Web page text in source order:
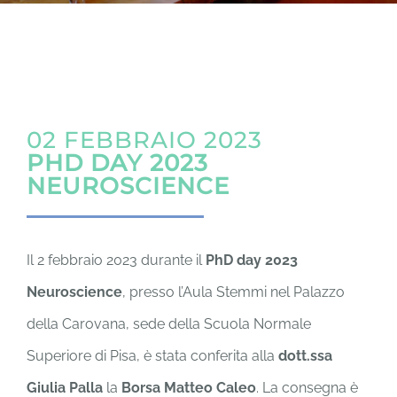
MATTEO
02 FEBBRAIO 2023
PHD DAY 2023
NEUROSCIENCE
Il 2 febbraio 2023 durante il PhD day 2023
Neuroscience, presso l’Aula Stemmi nel Palazzo
della Carovana, sede della Scuola Normale
Superiore di Pisa, è stata conferita alla dott.ssa
Giulia Pallala Borsa Matteo Caleo. La consegna è